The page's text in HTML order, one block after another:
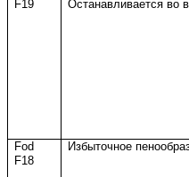
F19 Останавливается во
Fod
F18
Избыточное